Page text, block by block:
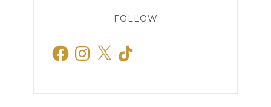
FOLLOW
FacebookInstagram
X TikTok